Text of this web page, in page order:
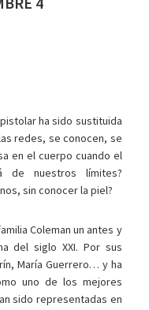
ha sido sustituida
redes, se conocen, se
en el cuerpo cuando el
de nuestros límites?
sin conocer la piel?
Coleman un antes y
del siglo XXI. Por sus
María Guerrero… y ha
uno de los mejores
sido representadas en